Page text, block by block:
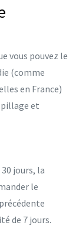
vous pouvez le
(comme
en France)
et
jours, la
le
de 7 jours.